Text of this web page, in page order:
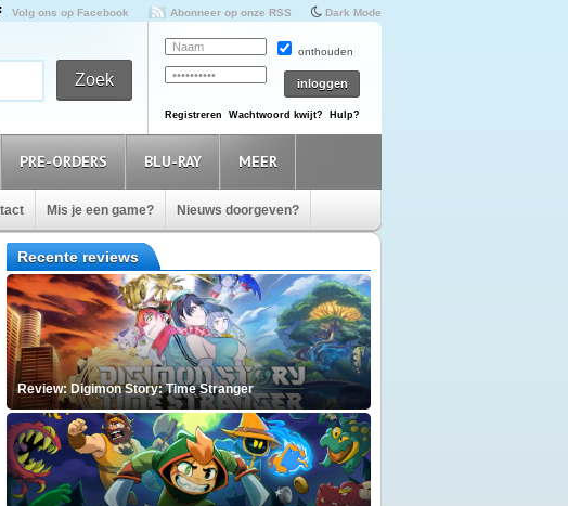
Volg ons op Facebook Abonneer op onze RSS Dark Mode
onthouden
Registreren Wachtwoord kwijt? Hulp?
PRE-ORDERS BLU-RAY MEER
Mis je een game? Nieuws doorgeven?
Recente reviews
Review: Digimon Story: Time Stranger